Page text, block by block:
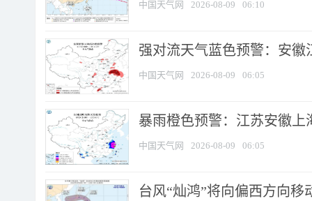
中国天气网 2026-08-09 06:10
强对流天气蓝色预警：安徽
中国天气网 2026-08-09 06:05
暴雨橙色预警：江苏安徽上
中国天气网 2026-08-09 06:05
台风“灿鸿”将向偏西方向移